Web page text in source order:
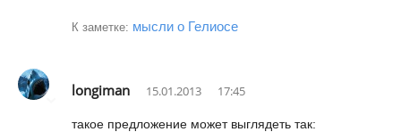
К заметке: мысли о Гелиосе
longiman 15.01.2013 17:45
такое предложение может выглядеть так: